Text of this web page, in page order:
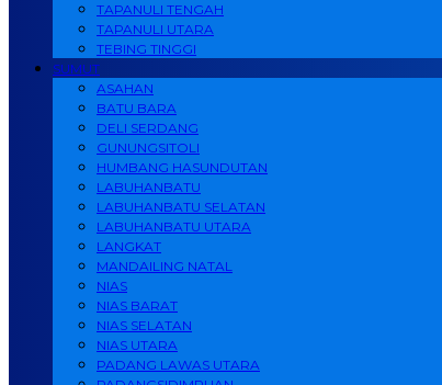
TAPANULI TENGAH
TAPANULI UTARA
TEBING TINGGI
SUMUT
ASAHAN
BATU BARA
DELI SERDANG
GUNUNGSITOLI
HUMBANG HASUNDUTAN
LABUHANBATU
LABUHANBATU SELATAN
LABUHANBATU UTARA
LANGKAT
MANDAILING NATAL
NIAS
NIAS BARAT
NIAS SELATAN
NIAS UTARA
PADANG LAWAS UTARA